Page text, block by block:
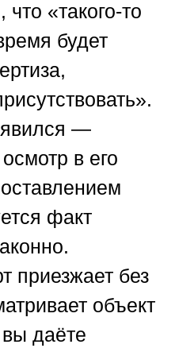
«такого-то
будет
явился —
в его
факт
приезжает без
объект
вы даёте